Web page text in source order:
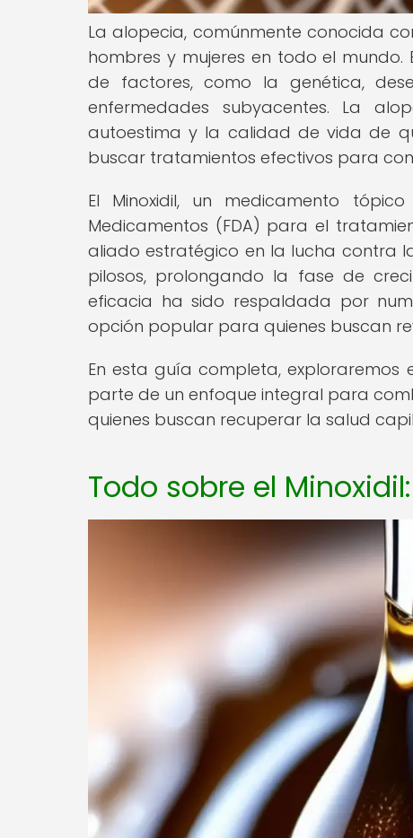
La alopecia, comúnmente conocida
hombres y mujeres en todo el
de factores, como la genética,
enfermedades subyacentes. La
autoestima y la calidad de vida de
buscar tratamientos efectivos para
El Minoxidil, un medicamento
Medicamentos (FDA) para el
aliado estratégico en la lucha contra
pilosos, prolongando la fase de
eficacia ha sido respaldada por
opción popular para quienes buscan
En esta guía completa, exploraremos
parte de un enfoque integral para
quienes buscan recuperar la salud
Todo sobre el